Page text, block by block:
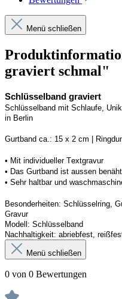
Menü schließen
graviert schmal"
Schlüsselband graviert
Schlüsselband mit Schlaufe ,
in Berlin
Gurtband ca.: 15 x 2 cm |
• Mit individueller Textgravur
• Das Gurtband ist aussen benäht
• Sehr haltbar und
Besonderheiten: Schlüsselring,
Gravur
Modell: Schlüsselband
Nachhaltigkeit: abriebfest,
Menü schließen
0 von 0 Bewertungen